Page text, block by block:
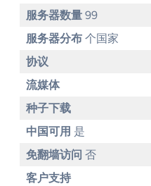
服务器数量 99
服务器分布 个国家
协议
流媒体
种子下载
中国可用 是
免翻墙访问 否
客户支持